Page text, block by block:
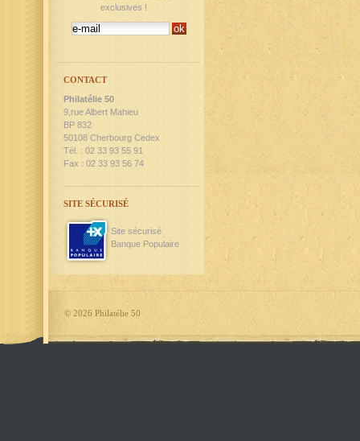
exclusives !
CONTACT
Philatélie 50
9,rue Albert Mahieu
BP 832
50108 Cherbourg Cedex
Tél. : 02 33 93 55 91
Fax : 02 33 93 56 74
SITE SÉCURISÉ
Site sécurisé
Banque Populaire
© 2026 Philatélie 50